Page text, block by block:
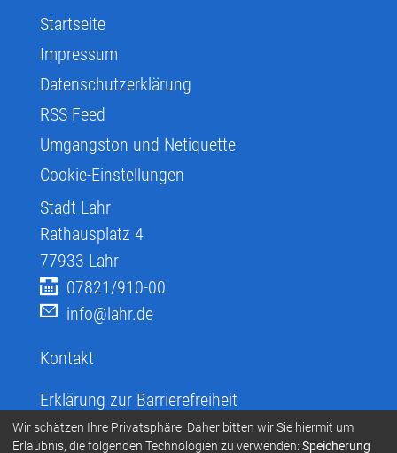
Startseite
Impressum
Datenschutzerklärung
RSS Feed
Umgangston und Netiquette
Cookie-Einstellungen
Stadt Lahr
Rathausplatz 4
77933 Lahr
07821/910-00
info@lahr.de
Kontakt
Erklärung zur Barrierefreiheit
Infos zur Barrierefreiheit
Wir schätzen Ihre Privatsphäre. Daher bitten wir Sie hiermit um
Erlaubnis, die folgenden Technologien zu verwenden: Speicherung